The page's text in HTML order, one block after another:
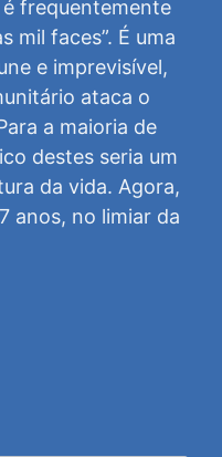
frequentemente
mil faces”. É uma
e imprevisível,
ataca o
a maioria de
destes seria um
da vida. Agora,
anos, no limiar da